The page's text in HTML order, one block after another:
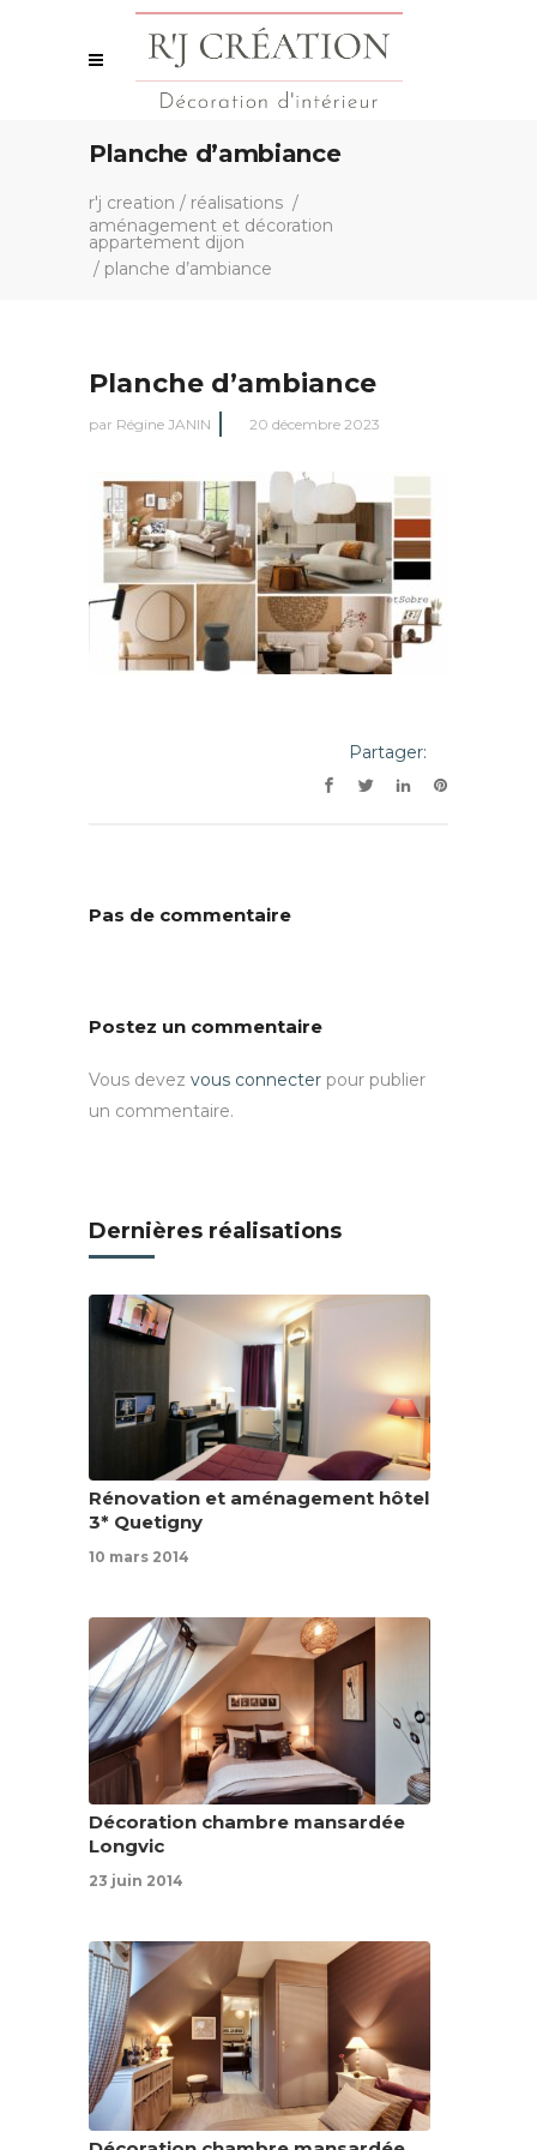
Planche d’ambiance
r'j creation / réalisations /
aménagement et décoration
appartement dijon
/ planche d’ambiance
Planche d’ambiance
par Régine JANIN 20 décembre 2023
Partager:
Pas de commentaire
Postez un commentaire
Vous devez vous connecter pour publier
un commentaire.
Dernières réalisations
Rénovation et aménagement hôtel
3* Quetigny
10 mars 2014
Décoration chambre mansardée
Longvic
23 juin 2014